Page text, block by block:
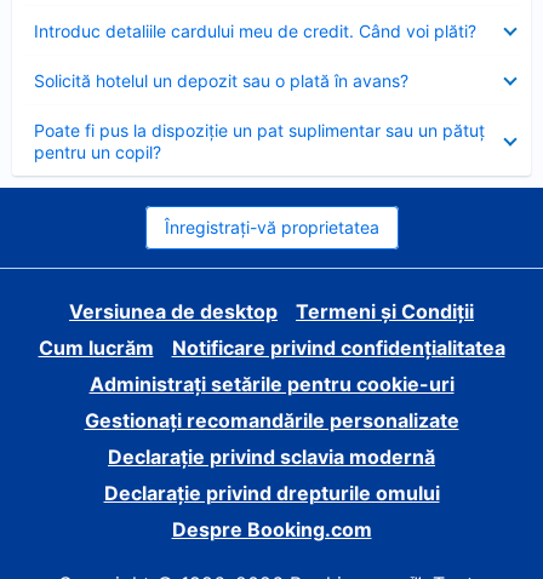
Introduc detaliile cardului meu de credit. Când voi plăti?
închis
Solicită hotelul un depozit sau o plată în avans?
închis
Poate fi pus la dispoziție un pat suplimentar sau un pătuț
pentru un copil?
închis
Înregistrați-vă proprietatea
Versiunea de desktop
Termeni și Condiții
Cum lucrăm
Notificare privind confidențialitatea
Administrați setările pentru cookie-uri
Gestionați recomandările personalizate
Declarație privind sclavia modernă
Declarație privind drepturile omului
Despre Booking.com